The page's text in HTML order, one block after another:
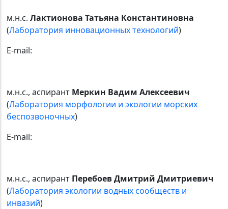
м.н.с. Лактионова Татьяна Константиновна
(Лаборатория инновационных технологий)
E-mail:
м.н.с., аспирант Меркин Вадим Алексеевич
(Лаборатория морфологии и экологии морских
беспозвоночных)
E-mail:
м.н.с., аспирант Перебоев Дмитрий Дмитриевич
(Лаборатория экологии водных сообществ и
инвазий)